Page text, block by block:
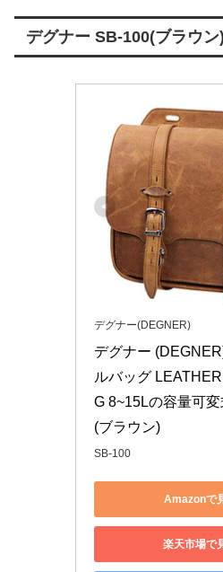
デグナー SB-100(ブラウン)
デグナー(DEGNER)
デグナー
ルバッグ
G 8~15Lの容量可
(ブラウン)
SB-100
Amazonで
楽天市場で